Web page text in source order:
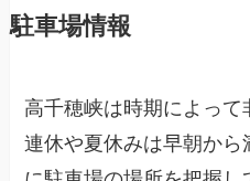
駐車場情報
高千穂峡は時期によっ
連休や夏休みは早朝か